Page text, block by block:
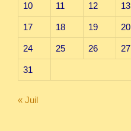
10 11 12 13
17 18 19 20
24 25 26 27
31
« Juil